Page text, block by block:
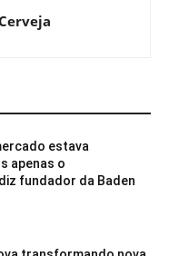
estava
apenas o
fundador da Baden